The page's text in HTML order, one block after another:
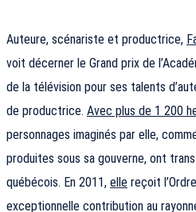
Auteure, scénariste et productrice,
voit décerner le Grand prix de
de la télévision pour ses talents
de productrice. Avec plus de 1 200
personnages imaginés par elle,
produites sous sa gouverne, ont
québécois. En 2011, elle reçoit
exceptionnelle contribution au